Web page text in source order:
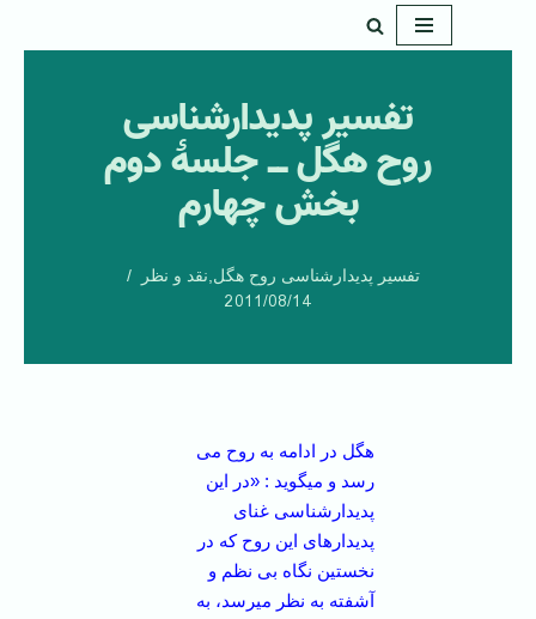
تفسیر پدیدارشناسی
روح هگل ــ جلسۀ دوم
بخش چهارم
تفسیر پدیدارشناسی روح هگل,نقد و نظر
2011/08/14
هگل در ادامه به روح می
رسد و می­گوید : «در این
پدیدارشناسی غنای
پدیدارهای این روح که در
نخستین نگاه بی نظم و
آشفته به نظر می­رسد، به